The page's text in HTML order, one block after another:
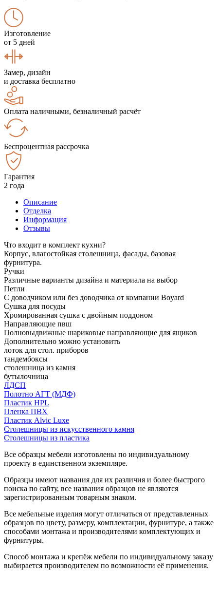
Изготовление
от 5 дней
Замер, дизайн
и доставка бесплатно
Оплата наличными, безналичный расчёт
Беспроцентная рассрочка
Гарантия
2 года
Описание
Отделка
Информация
Отзывы
Что входит в комплект кухни?
Корпус, влагостойкая столешница, фасады, базовая
фурнитура.
Ручки
Различные варианты дизайна и материала на выбор
Петли
С доводчиком или без доводчика от компании Boyard
Сушка для посуды
Хромированная сушка с двойным поддоном
Направляющие пвш
Полновыдвижные шариковые направляющие для ящиков
Дополнительно можно установить
лоток для стол. приборов
тандембоксы
столешница из камня
бутылочница
ЛДСП
Полотно АГТ (МДФ)
Пластик HPL
Пленка ПВХ
Пластик Alvic Luxe
Столешницы из искусственного камня
Столешницы из пластика
Все образцы мебели изготовлены по индивидуальному
проекту в единственном экземпляре.
Образцы имеют названия для их различия и более быстрого
поиска по сайту, все названия образцов не являются
зарегистрированным товарным знаком.
Все мебельные изделия могут отличаться от представленных
образцов по цвету, размеру, комплектации, фурнитуре, а также
способами монтажа и производителями комплектующих и
фурнитуры.
Способ монтажа и крепёж мебели по индивидуальному заказу
выбирается производителем по возможности её применения.